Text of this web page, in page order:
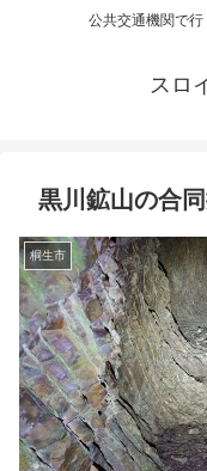
公共交通機関で
スロ
黒川鉱山の合
桐生市